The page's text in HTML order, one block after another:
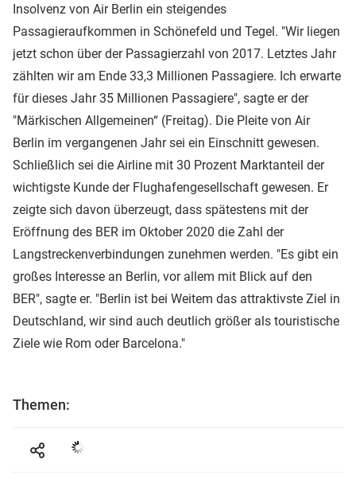
Insolvenz von Air Berlin ein steigendes
Passagieraufkommen in Schönefeld und Tegel. "Wir liegen
jetzt schon über der Passagierzahl von 2017. Letztes Jahr
zählten wir am Ende 33,3 Millionen Passagiere. Ich erwarte
für dieses Jahr 35 Millionen Passagiere", sagte er der
"Märkischen Allgemeinen“ (Freitag). Die Pleite von Air
Berlin im vergangenen Jahr sei ein Einschnitt gewesen.
Schließlich sei die Airline mit 30 Prozent Marktanteil der
wichtigste Kunde der Flughafengesellschaft gewesen. Er
zeigte sich davon überzeugt, dass spätestens mit der
Eröffnung des BER im Oktober 2020 die Zahl der
Langstreckenverbindungen zunehmen werden. "Es gibt ein
großes Interesse an Berlin, vor allem mit Blick auf den
BER", sagte er. "Berlin ist bei Weitem das attraktivste Ziel in
Deutschland, wir sind auch deutlich größer als touristische
Ziele wie Rom oder Barcelona."
Themen: